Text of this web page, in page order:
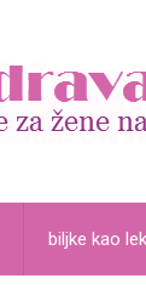
biljke kao lek